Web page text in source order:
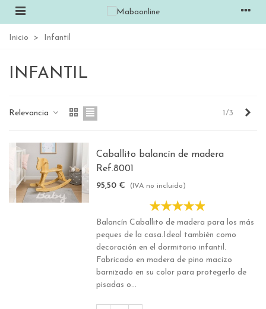
Inicio > Infantil
INFANTIL
Relevancia 1/3
Caballito balancín de madera
Ref.8001
95,50 € (IVA no incluido)
Balancín Caballito de madera para los más
peques de la casa.Ideal también como
decoración en el dormitorio infantil.
Fabricado en madera de pino macizo
barnizado en su color para protegerlo de
pisadas o...